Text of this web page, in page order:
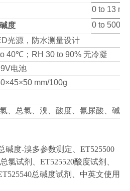
0 to 13
度
0 to 500
光源，防水测量设计
40℃；RH 30 to 90% 无冷凝
电池
mm/100g
、总氯、溴、酸度、氰尿酸、碱
碱度-溴多参数测定、ET525500
氯试剂、ET525520酸度试剂、
总碱度试剂、中英文使用